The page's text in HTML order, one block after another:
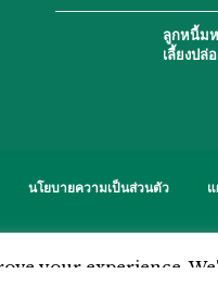
ลูกหนี้ม
เลี้ยงปล่
นโยบายความเป็นส่วนตัว
your experience.